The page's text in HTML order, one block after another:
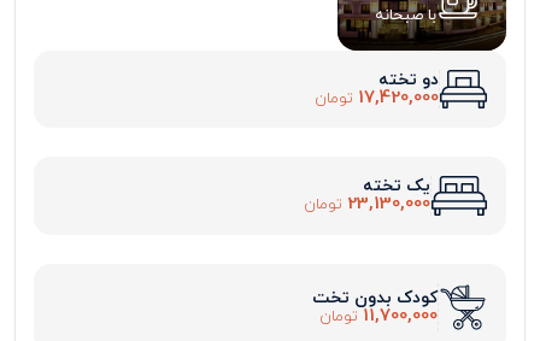
با صبحانه
دو تخته
17,420,000 تومان
یک تخته
23,130,000 تومان
کودک بدون تخت
11,700,000 تومان